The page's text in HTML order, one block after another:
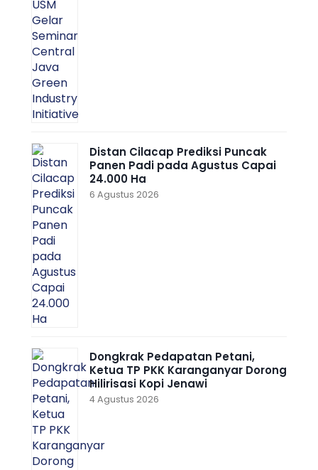
Distan Cilacap Prediksi Puncak
Panen Padi pada Agustus Capai
24.000 Ha
6 Agustus 2026
Dongkrak Pedapatan Petani,
Ketua TP PKK Karanganyar Dorong
Hilirisasi Kopi Jenawi
4 Agustus 2026